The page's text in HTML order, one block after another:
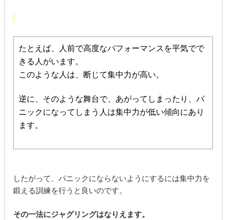
たとえば、人前で高度なパフォーマンスを平気でで
きる人がいます。
このような人は、断じて集中力が高い。
逆に、そのような舞台で、あがってしまったり、パ
ニックになってしまう人は集中力が低い傾向にあり
ます。
したがって、パニックにならないようにするには集中力を
鍛える訓練を行うと良いのです。
その一法にジャグリングはなりえます。